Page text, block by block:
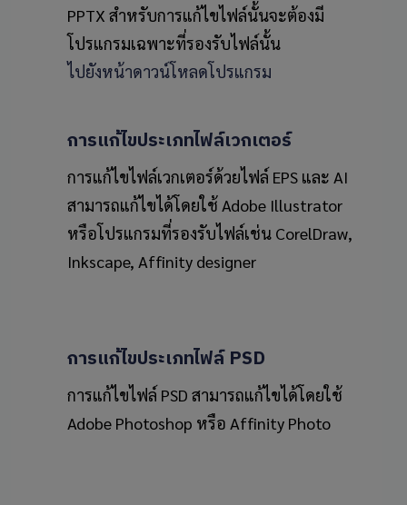
PPTX สำหรับการแก้ไขไฟล์นั้นจะต้องมี
โปรแกรมเฉพาะที่รองรับไฟล์นั้น
ไปยังหน้าดาวน์โหลดโปรแกรม
การแก้ไขประเภทไฟล์เวกเตอร์
การแก้ไขไฟล์เวกเตอร์ด้วยไฟล์ EPS และ AI
สามารถแก้ไขได้โดยใช้ Adobe Illustrator
หรือโปรแกรมที่รองรับไฟล์เช่น CorelDraw,
Inkscape, Affinity designer
การแก้ไขประเภทไฟล์PSD
การแก้ไขไฟล์ PSD สามารถแก้ไขได้โดยใช้
Adobe Photoshop หรือ Affinity Photo